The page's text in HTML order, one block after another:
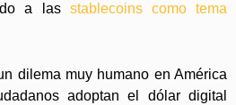
a las stablecoins como tema
dilema muy humano en América
adoptan el dólar digital